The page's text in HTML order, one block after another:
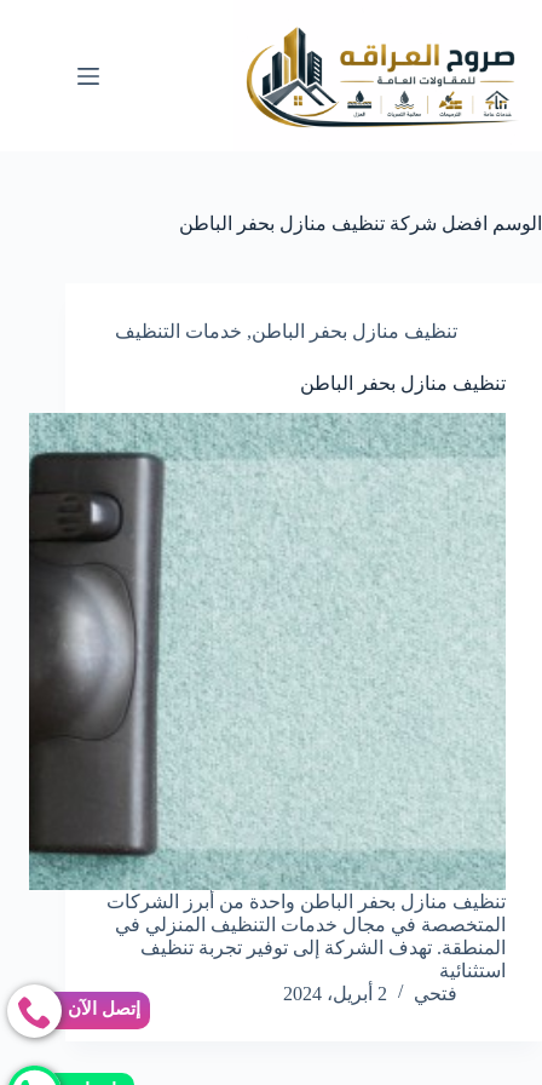
المحتوى
الوسم افضل شركة تنظيف منازل بحفر الباطن
تنظيف منازل بحفر الباطن, خدمات التنظيف
تنظيف منازل بحفر الباطن
تنظيف منازل بحفر الباطن واحدة من أبرز الشركات
المتخصصة في مجال خدمات التنظيف المنزلي في
المنطقة. تهدف الشركة إلى توفير تجربة تنظيف
استثنائية
فتحي
2 أبريل، 2024
إتصل الآن